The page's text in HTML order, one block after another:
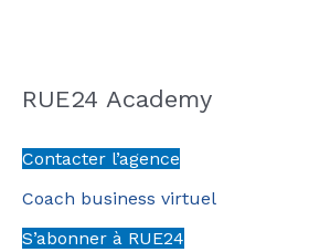
RUE24 Academy
Contacter l’agence
Coach business virtuel
S’abonner à RUE24